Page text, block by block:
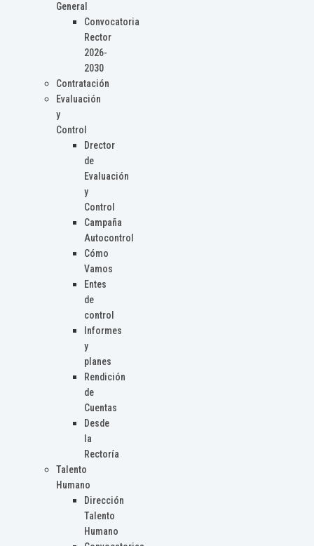
General
Convocatoria
Rector
2026-
2030
Contratación
Evaluación
y
Control
Drector
de
Evaluación
y
Control
Campaña
Autocontrol
Cómo
Vamos
Entes
de
control
Informes
y
planes
Rendición
de
Cuentas
Desde
la
Rectoría
Talento
Humano
Dirección
Talento
Humano